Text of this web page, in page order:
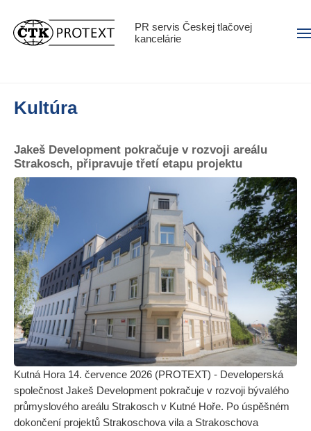
PR servis Českej tlačovej
kancelárie
Kultúra
Jakeš Development pokračuje v rozvoji areálu
Strakosch, připravuje třetí etapu projektu
Kutná Hora 14. července 2026 (PROTEXT) - Developerská
společnost Jakeš Development pokračuje v rozvoji bývalého
průmyslového areálu Strakosch v Kutné Hoře. Po úspěšném
dokončení projektů Strakoschova vila a Strakoschova